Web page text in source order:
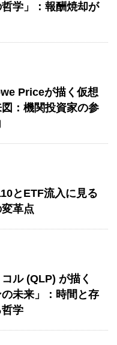
学」：報酬焼却が
Priceが描く仮想
：機関投資家の参
とETF流入に見る
革点
ル (QLP) が描く
の未来」：時間と存
学